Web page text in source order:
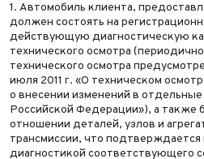
1. Автомобиль клиента,
должен состоять на
действующую диагностическую
технического осмотра
технического осмотра
июля 2011 г. «О техническом
о внесении изменений в
Российской Федерации»), а также
отношении деталей, узлов и
трансмиссии, что
диагностикой соответствующего